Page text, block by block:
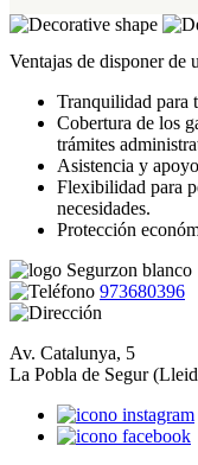
Ventajas de disponer de
Tranquilidad para
Cobertura de los
trámites
Asistencia y
Flexibilidad para
necesidades.
Protección
973680396
Av. Catalunya, 5
La Pobla de Segur